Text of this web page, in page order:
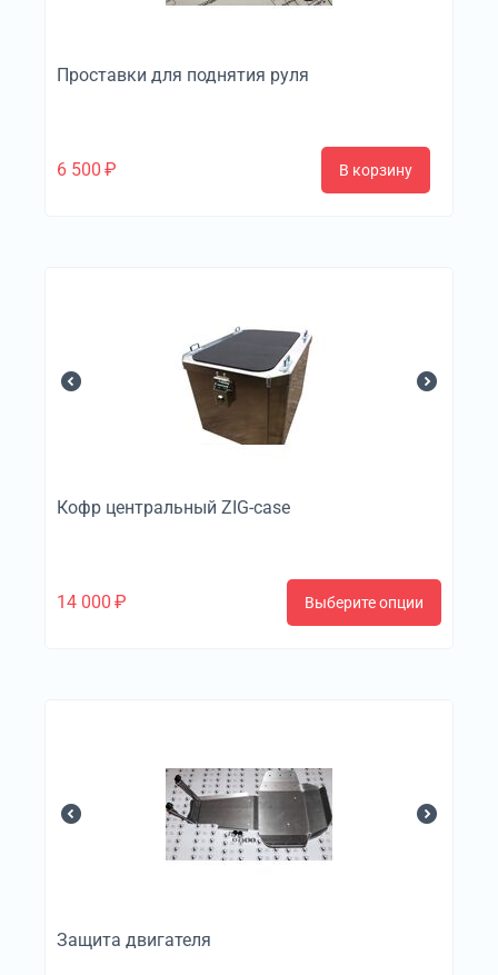
Проставки для поднятия руля
6 500 ₽ В корзину
Кофр центральный ZIG-case
14 000 ₽ Выберите опции
Защита двигателя